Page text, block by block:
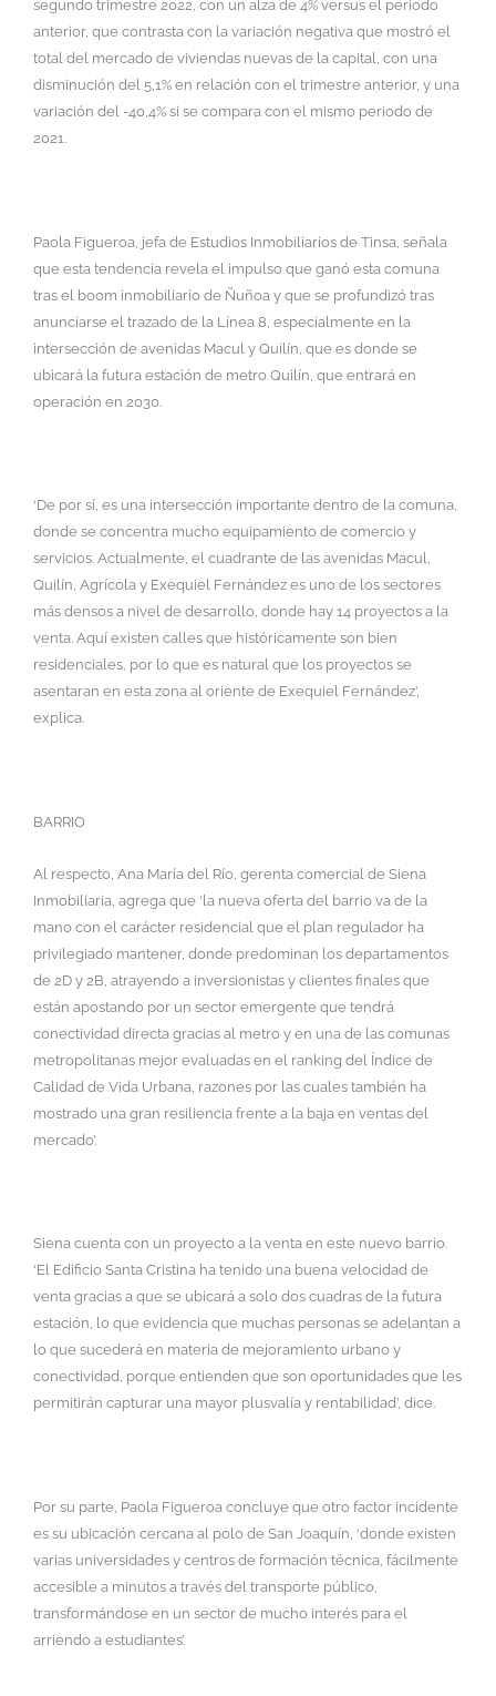
segundo trimestre 2022, con un alza de 4% versus el periodo
anterior, que contrasta con la variación negativa que mostró el
total del mercado de viviendas nuevas de la capital, con una
disminución del 5,1% en relación con el trimestre anterior, y una
variación del -40,4% si se compara con el mismo periodo de
2021.
Paola Figueroa, jefa de Estudios Inmobiliarios de Tinsa, señala
que esta tendencia revela el impulso que ganó esta comuna
tras el boom inmobiliario de Ñuñoa y que se profundizó tras
anunciarse el trazado de la Línea 8, especialmente en la
intersección de avenidas Macul y Quilín, que es donde se
ubicará la futura estación de metro Quilín, que entrará en
operación en 2030.
‘De por sí, es una intersección importante dentro de la comuna,
donde se concentra mucho equipamiento de comercio y
servicios. Actualmente, el cuadrante de las avenidas Macul,
Quilín, Agrícola y Exequiel Fernández es uno de los sectores
más densos a nivel de desarrollo, donde hay 14 proyectos a la
venta. Aquí existen calles que históricamente son bien
residenciales, por lo que es natural que los proyectos se
asentaran en esta zona al oriente de Exequiel Fernández’,
explica.
BARRIO
Al respecto, Ana María del Río, gerenta comercial de Siena
Inmobiliaria, agrega que ‘la nueva oferta del barrio va de la
mano con el carácter residencial que el plan regulador ha
privilegiado mantener, donde predominan los departamentos
de 2D y 2B, atrayendo a inversionistas y clientes finales que
están apostando por un sector emergente que tendrá
conectividad directa gracias al metro y en una de las comunas
metropolitanas mejor evaluadas en el ranking del Índice de
Calidad de Vida Urbana, razones por las cuales también ha
mostrado una gran resiliencia frente a la baja en ventas del
mercado’.
Siena cuenta con un proyecto a la venta en este nuevo barrio.
‘El Edificio Santa Cristina ha tenido una buena velocidad de
venta gracias a que se ubicará a solo dos cuadras de la futura
estación, lo que evidencia que muchas personas se adelantan a
lo que sucederá en materia de mejoramiento urbano y
conectividad, porque entienden que son oportunidades que les
permitirán capturar una mayor plusvalía y rentabilidad’, dice.
Por su parte, Paola Figueroa concluye que otro factor incidente
es su ubicación cercana al polo de San Joaquín, ‘donde existen
varias universidades y centros de formación técnica, fácilmente
accesible a minutos a través del transporte público,
transformándose en un sector de mucho interés para el
arriendo a estudiantes’.